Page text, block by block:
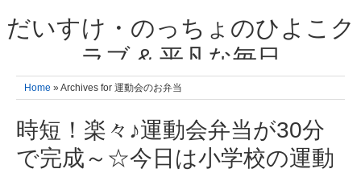
だいすけ・のっちょのひよこク
ラブ & 平凡な毎日
我が家の3人のひよこ成長日記と雑記 何十年後かに、大きくなったひよ
こ達とこの成長記を読み返すことを夢見て。& 3児ママの平凡日記 日々
Home » Archives for 運動会のお弁当
時短！楽々♪運動会弁当が30分
で完成～☆今日は小学校の運動